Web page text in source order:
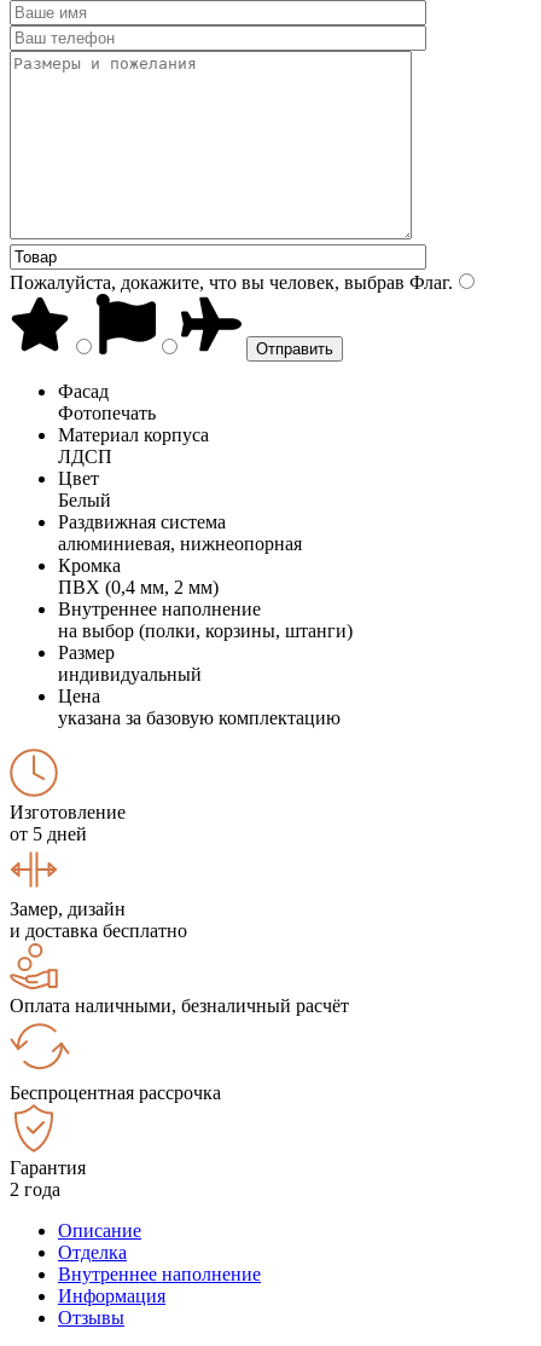
Пожалуйста, докажите, что вы человек, выбрав Флаг.
Фасад
Фотопечать
Материал корпуса
ЛДСП
Цвет
Белый
Раздвижная система
алюминиевая, нижнеопорная
Кромка
ПВХ (0,4 мм, 2 мм)
Внутреннее наполнение
на выбор (полки, корзины, штанги)
Размер
индивидуальный
Цена
указана за базовую комплектацию
Изготовление
от 5 дней
Замер, дизайн
и доставка бесплатно
Оплата наличными, безналичный расчёт
Беспроцентная рассрочка
Гарантия
2 года
Описание
Отделка
Внутреннее наполнение
Информация
Отзывы